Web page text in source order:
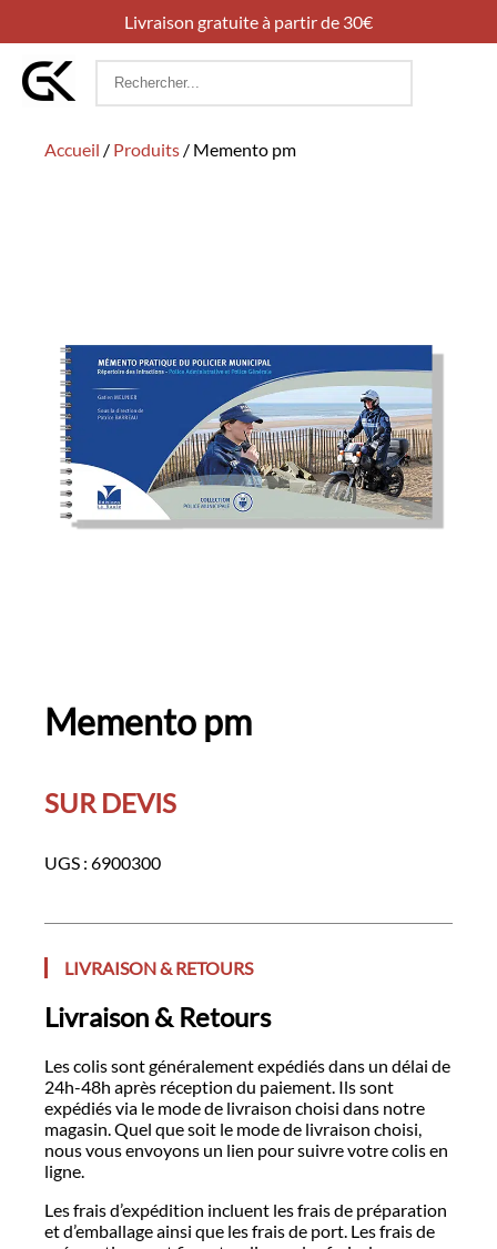
Livraison gratuite à partir de 30€
Rechercher
Accueil / Produits / Memento pm
Memento pm
SUR DEVIS
UGS : 6900300
LIVRAISON & RETOURS
Livraison & Retours
Les colis sont généralement expédiés dans un délai de
24h-48h après réception du paiement. Ils sont
expédiés via le mode de livraison choisi dans notre
magasin. Quel que soit le mode de livraison choisi,
nous vous envoyons un lien pour suivre votre colis en
ligne.
Les frais d’expédition incluent les frais de préparation
et d’emballage ainsi que les frais de port. Les frais de